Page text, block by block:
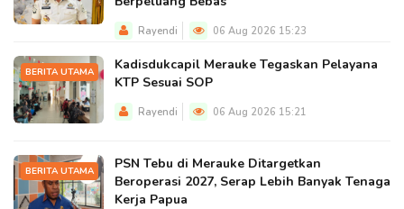
Rayendi 06 Aug 2026 15:23
BERITA UTAMA
Kadisdukcapil Merauke Tegaskan Pelayana
KTP Sesuai SOP
Rayendi 06 Aug 2026 15:21
BERITA UTAMA
PSN Tebu di Merauke Ditargetkan
Beroperasi 2027, Serap Lebih Banyak Tenaga
Kerja Papua